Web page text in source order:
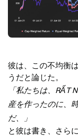
彼は、この不均衡
うだと論じた。
「私たちは、RẤT
産を作ったのに、
だ、」
と彼は書き、さら